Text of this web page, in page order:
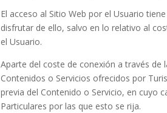
El acceso al Sitio Web por el Usuario
disfrutar de ello, salvo en lo relativo al
el Usuario.
Aparte del coste de conexión a través
Contenidos o Servicios ofrecidos por
previa del Contenido o Servicio, en cuyo
Particulares por las que esto se rija.